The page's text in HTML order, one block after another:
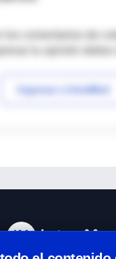
los comentarios de
Ingresar a IntraMed